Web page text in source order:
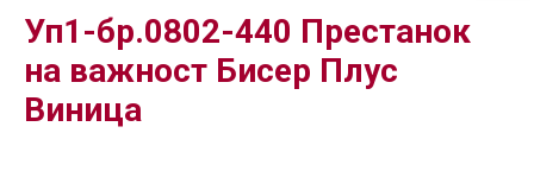
РФ
СПЕКТАР
ТЕЛЕКОМУНИКАЦИИ
Уп1-бр.0802-440 Престанок
на важност Бисер Плус
Виница